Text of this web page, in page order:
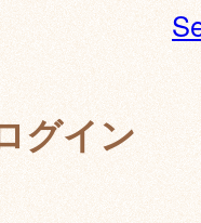
グイン